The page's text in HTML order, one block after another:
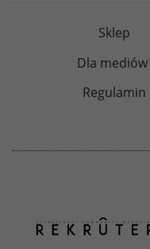
Sklep
Dla mediów
Regulamin